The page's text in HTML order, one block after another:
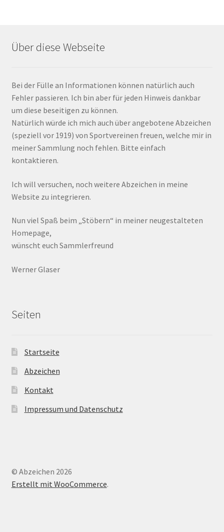
Über diese Webseite
Bei der Fülle an Informationen können natürlich auch
Fehler passieren. Ich bin aber für jeden Hinweis dankbar
um diese beseitigen zu können.
Natürlich würde ich mich auch über angebotene Abzeichen
(speziell vor 1919) von Sportvereinen freuen, welche mir in
meiner Sammlung noch fehlen. Bitte einfach
kontaktieren.
Ich will versuchen, noch weitere Abzeichen in meine
Website zu integrieren.
Nun viel Spaß beim „Stöbern“ in meiner neugestalteten
Homepage,
wünscht euch Sammlerfreund
Werner Glaser
Seiten
Startseite
Abzeichen
Kontakt
Impressum und Datenschutz
© Abzeichen 2026
Erstellt mit WooCommerce.